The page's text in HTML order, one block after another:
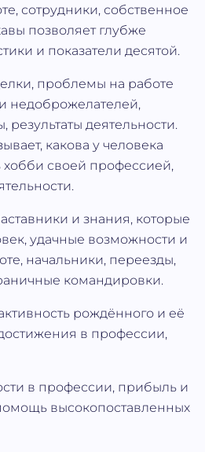
сотрудники, собственное
позволяет глубже
и показатели десятой.
проблемы на работе
недоброжелателей,
деятельности.
какова у человека
хобби своей профессией,
и знания, которые
удачные возможности и
начальники, переезды,
командировки.
рождённого и её
достижения в профессии,
в профессии, прибыль и
высокопоставленных